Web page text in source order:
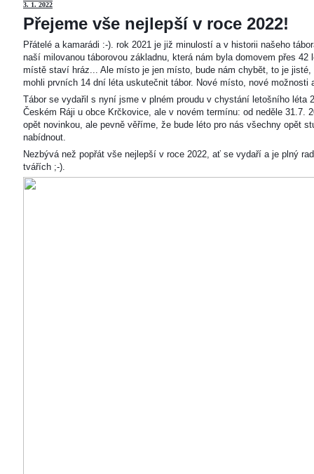
3. 1. 2022
Přejeme vše nejlepší v roce 2022!
Přátelé a kamarádi :-). rok 2021 je již minulostí a v historii našeho
naší milovanou táborovou základnu, která nám byla domovem přes
místě staví hráz... Ale místo je jen místo, bude nám chybět, to je
mohli prvních 14 dní léta uskutečnit tábor. Nové místo, nové
Tábor se vydařil s nyní jsme v plném proudu v chystání letošního léta
Českém Ráji u obce Krčkovice, ale v novém termínu: od neděle 31.7.
opět novinkou, ale pevně věříme, že bude léto pro nás všechny opět
nabídnout.
Nezbývá než popřát vše nejlepší v roce 2022, ať se vydaří a je plný
tvářích ;-).